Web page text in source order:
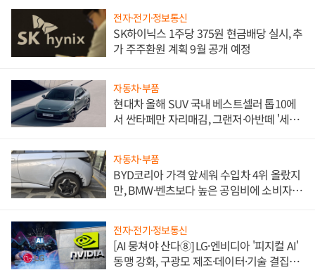
전자·전기·정보통신
SK하이닉스 1주당 375원 현금배당 실시, 추
가 주주환원 계획 9월 공개 예정
자동차·부품
현대차 올해 SUV 국내 베스트셀러 톱10에
서 싼타페만 자리매김, 그랜저·아반떼 '세단
자동차·부품
BYD코리아 가격 앞세워 수입차 4위 올랐지
만, BMW·벤츠보다 높은 공임비에 소비자
전자·전기·정보통신
[AI 뭉쳐야 산다⑧] LG·엔비디아 '피지컬 AI'
동맹 강화, 구광모 제조·데이터·기술 결집